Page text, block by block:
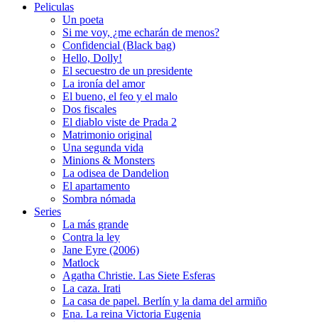
Peliculas
Un poeta
Si me voy, ¿me echarán de menos?
Confidencial (Black bag)
Hello, Dolly!
El secuestro de un presidente
La ironía del amor
El bueno, el feo y el malo
Dos fiscales
El diablo viste de Prada 2
Matrimonio original
Una segunda vida
Minions & Monsters
La odisea de Dandelion
El apartamento
Sombra nómada
Series
La más grande
Contra la ley
Jane Eyre (2006)
Matlock
Agatha Christie. Las Siete Esferas
La caza. Irati
La casa de papel. Berlín y la dama del armiño
Ena. La reina Victoria Eugenia